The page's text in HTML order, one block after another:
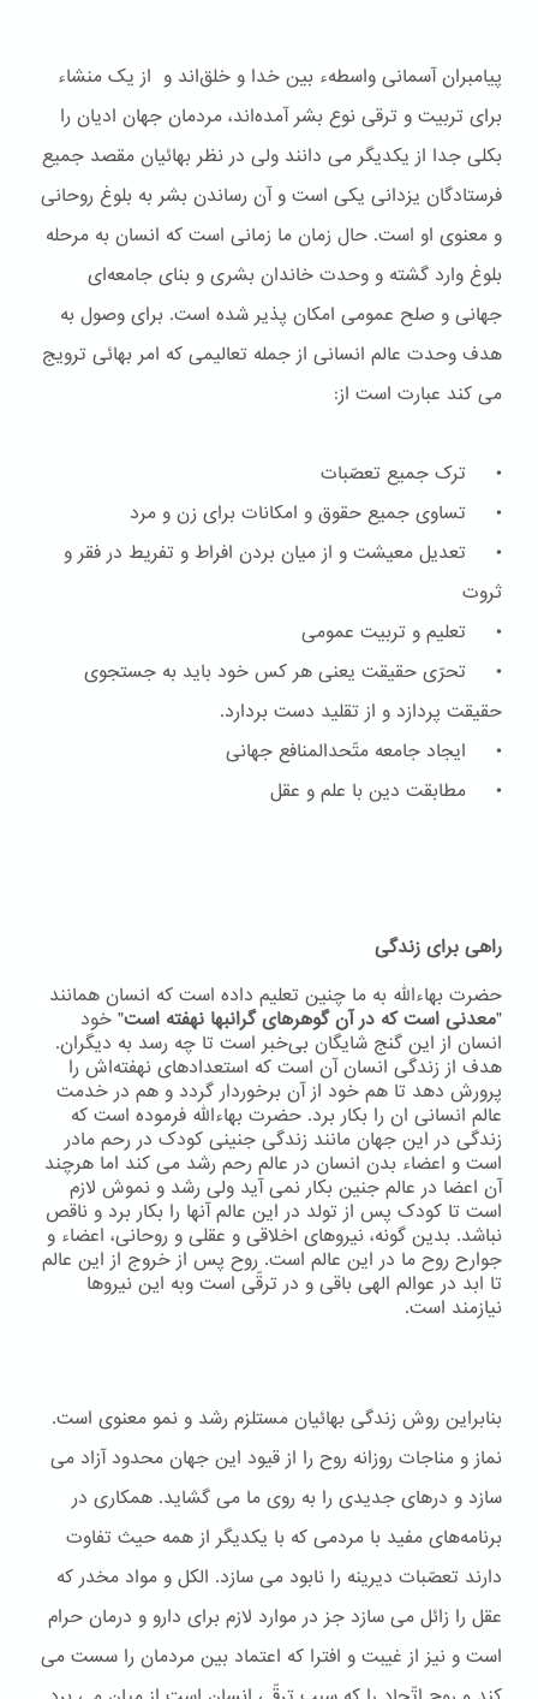
پیامبران آسمانی واسطهء بین خدا و خلق‌اند و از یک منشاء
برای تربیت و ترقی نوع بشر آمده‌اند، مردمان جهان ادیان را
بکلی جدا از یکدیگر می دانند ولی در نظر بهائیان مقصد جمیع
فرستادگان یزدانی یکی است و آن رساندن بشر به بلوغ روحانی
و معنوی او است. حال زمان ما زمانی است که انسان به مرحله
بلوغ وارد گشته و وحدت خاندان بشری و بنای جامعه‌ای
جهانی و صلح عمومی امکان پذیر شده است. برای وصول به
هدف وحدت عالم انسانی از جمله تعالیمی که امر بهائی ترویج
می کند عبارت است از:
• ترک جمیع تعصّبات
• تساوی جمیع حقوق و امکانات برای زن و مرد
• تعدیل معیشت و از میان بردن افراط و تفریط در فقر و
ثروت
• تعلیم و تربیت عمومی
• تحرّی حقیقت یعنی هر کس خود باید به جستجوی
حقیقت پردازد و از تقلید دست بردارد.
• ایجاد جامعه متّحدالمنافع جهانی
• مطابقت دین با علم و عقل
راهی برای زندگی
حضرت بهاءاللّه به ما چنین تعلیم داده است که انسان همانند
"معدنی است که در آن گوهرهای گرانبها نهفته است" خود
انسان از این گنج شایگان بی‌خبر است تا چه رسد به دیگران.
هدف از زندگی انسان آن است که استعدادهای نهفته‌اش را
پرورش دهد تا هم خود از آن برخوردار گردد و هم در خدمت
عالم انسانی ان را بکار برد. حضرت بهاءاللّه فرموده است که
زندگی در این جهان مانند زندگی جنینی کودک در رحم مادر
است و اعضاء بدن انسان در عالم رحم رشد می کند اما هرچند
آن اعضا در عالم جنین بکار نمی آید ولی رشد و نموش لازم
است تا کودک پس از تولد در این عالم آنها را بکار برد و ناقص
نباشد. بدین گونه، نیروهای اخلاقی و عقلی و روحانی، اعضاء و
جوارح روح ما در این عالم است. روح پس از خروج از این عالم
تا ابد در عوالم الهی باقی و در ترقّی است وبه اين نيروها
نيازمند است.
بنابراین روش زندگی بهائیان مستلزم رشد و نمو معنوی است.
نماز و مناجات روزانه روح را از قیود این جهان محدود آزاد می
سازد و درهای جدیدی را به روی ما می گشاید. همکاری در
برنامه‌های مفید با مردمی که با یکدیگر از همه حیث تفاوت
دارند تعصّبات دیرینه را نابود می سازد. الكل و مواد مخدر که
عقل را زائل می سازد جز در موارد لازم برای دارو و درمان حرام
است و نیز از غیبت و افترا که اعتماد بین مردمان را سست می